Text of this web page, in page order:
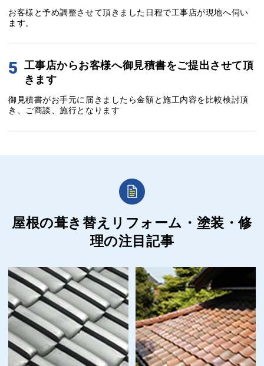
お客様と予め調整させて頂きました日程で工事店が現地へ伺い
ます。
5 工事店からお客様へ御見積書をご提出させて頂
きます
御見積書がお手元に届きましたら金額と施工内容を比較検討頂
き、ご商談、施行となります
屋根の葺き替えリフォーム・塗装・修
理の注目記事